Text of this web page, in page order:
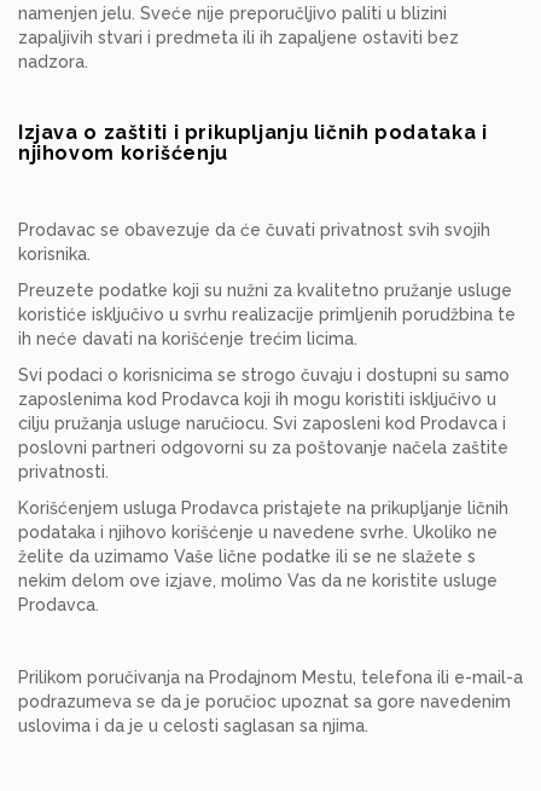
namenjen jelu. Sveće nije preporučljivo paliti u blizini
zapaljivih stvari i predmeta ili ih zapaljene ostaviti bez
nadzora.
Izjava o zaštiti i prikupljanju ličnih podataka i
njihovom korišćenju
Prodavac se obavezuje da će čuvati privatnost svih svojih
korisnika.
Preuzete podatke koji su nužni za kvalitetno pružanje usluge
koristiće isključivo u svrhu realizacije primljenih porudžbina te
ih neće davati na korišćenje trećim licima.
Svi podaci o korisnicima se strogo čuvaju i dostupni su samo
zaposlenima kod Prodavca koji ih mogu koristiti isključivo u
cilju pružanja usluge naručiocu. Svi zaposleni kod Prodavca i
poslovni partneri odgovorni su za poštovanje načela zaštite
privatnosti.
Korišćenjem usluga Prodavca pristajete na prikupljanje ličnih
podataka i njihovo korišćenje u navedene svrhe. Ukoliko ne
želite da uzimamo Vaše lične podatke ili se ne slažete s
nekim delom ove izjave, molimo Vas da ne koristite usluge
Prodavca.
Prilikom poručivanja na Prodajnom Mestu, telefona ili e-mail-a
podrazumeva se da je poručioc upoznat sa gore navedenim
uslovima i da je u celosti saglasan sa njima.